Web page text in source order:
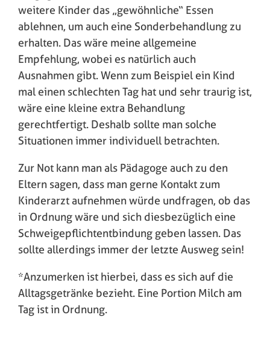
weitere Kinder das „gewöhnliche“ Essen
ablehnen, um auch eine Sonderbehandlung zu
erhalten. Das wäre meine allgemeine
Empfehlung, wobei es natürlich auch
Ausnahmen gibt. Wenn zum Beispiel ein Kind
mal einen schlechten Tag hat und sehr traurig ist,
wäre eine kleine extra Behandlung
gerechtfertigt. Deshalb sollte man solche
Situationen immer individuell betrachten.
Zur Not kann man als Pädagoge auch zu den
Eltern sagen, dass man gerne Kontakt zum
Kinderarzt aufnehmen würde undfragen, ob das
in Ordnung wäre und sich diesbezüglich eine
Schweigepflichtentbindung geben lassen. Das
sollte allerdings immer der letzte Ausweg sein!
*Anzumerken ist hierbei, dass es sich auf die
Alltagsgetränke bezieht. Eine Portion Milch am
Tag ist in Ordnung.